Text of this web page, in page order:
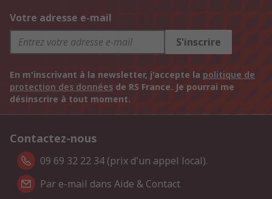
Votre adresse e-mail
S'inscrire
En m'inscrivant à la newsletter, j'accepte la politique de
protection des données de RS France. Je pourrai me
désinscrire à tout moment.
Contactez-nous
09 69 32 22 34 (prix d'un appel local).
Par e-mail dans Aide & Contact